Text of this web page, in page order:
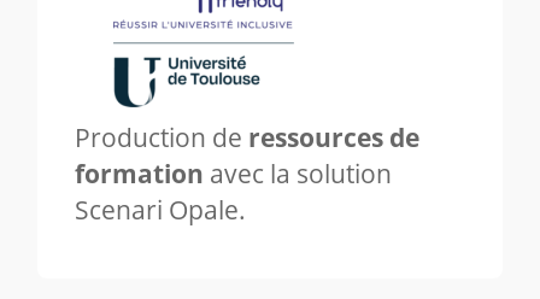
Production de ressources de
formation avec la solution
Scenari Opale.